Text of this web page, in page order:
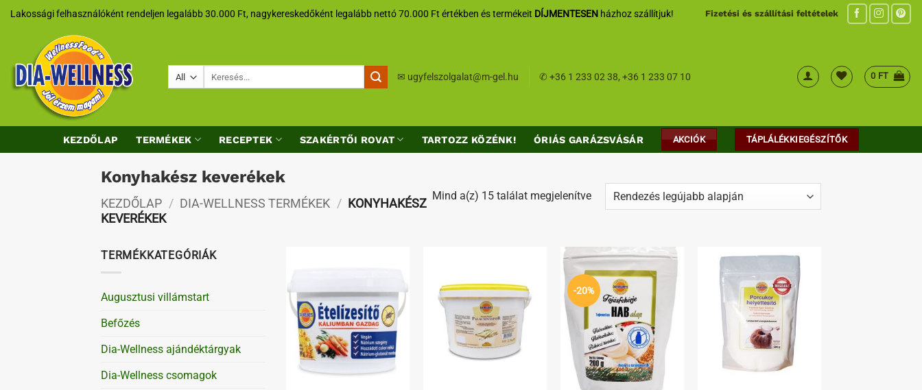
SkipLakossági felhasználóként rendeljen legalább 30.000 Ft, nagykereskedőként legalább nettó 70.000 Ft értékben és termékeit DÍJMENTESEN házhoz szállítjuk! Fizetési és szállítási feltételek
✉ ugyfelszolgalat@m-gel.hu ✆+36 1 233 02 38,+36 1 233 07 10 0 FT
KEZDŐLAP TERMÉKEK RECEPTEK SZAKÉRTŐI ROVAT TARTOZZ KÖZÉNK! ÓRIÁS GARÁZSVÁSÁR AKCIÓK TÁPLÁLÉKKIEGÉSZÍTŐK
Konyhakész keverékek
KEZDŐLAP / DIA-WELLNESS TERMÉKEK / KONYHAKÉSZ
KEVERÉKEK
Mind a(z) 15 találat megjelenítveSorted
TERMÉKKATEGÓRIÁK
Augusztusi villámstart
Befőzés
Dia-Wellness ajándéktárgyak
Dia-Wellness csomagok
Kedvenceimhez
-20%
Kedvenceimhez
+
Kedvenceimhez